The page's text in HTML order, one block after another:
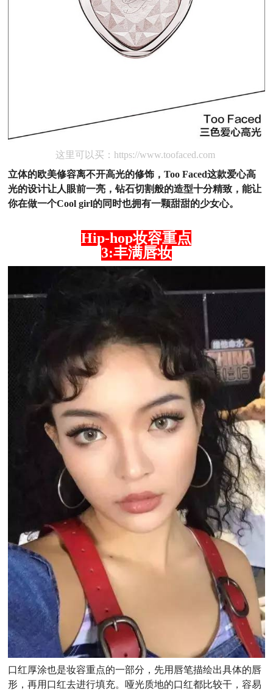
这里可以买： https://www.toofaced.com
立体的欧美修容离不开高光的修饰，Too Faced这款爱心高
光的设计让人眼前一亮，钻石切割般的造型十分精致，能让
你在做一个Cool girl的同时也拥有一颗甜甜的少女心。
Hip-hop妆容重点
3:丰满唇妆
口红厚涂也是妆容重点的一部分，先用唇笔描绘出具体的唇
形，再用口红去进行填充。哑光质地的口红都比较干，容易